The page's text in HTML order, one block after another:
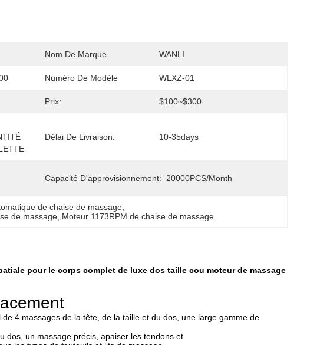
Nom De Marque WANLI
Numéro De Modèle WLXZ-01
Prix: $100~$300
Délai De Livraison: 10-35days
Capacité D'approvisionnement: 20000PCS/Month
de chaise de massage
de massage Moteur 1173RPM de chaise de massage
pour le corps complet de luxe dos taille cou moteur de massage
4 massages de la tête, de la taille et du dos, une large gamme de
dos, un massage précis, apaiser les tendons et